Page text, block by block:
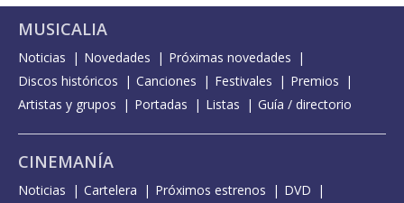
MUSICALIA
Noticias Novedades
Próximas novedades
Discos históricos
Canciones Festivales
Premios
Artistas y grupos
Portadas Listas Guía / directorio
CINEMANÍA
Noticias Cartelera Próximos estrenos
DVD